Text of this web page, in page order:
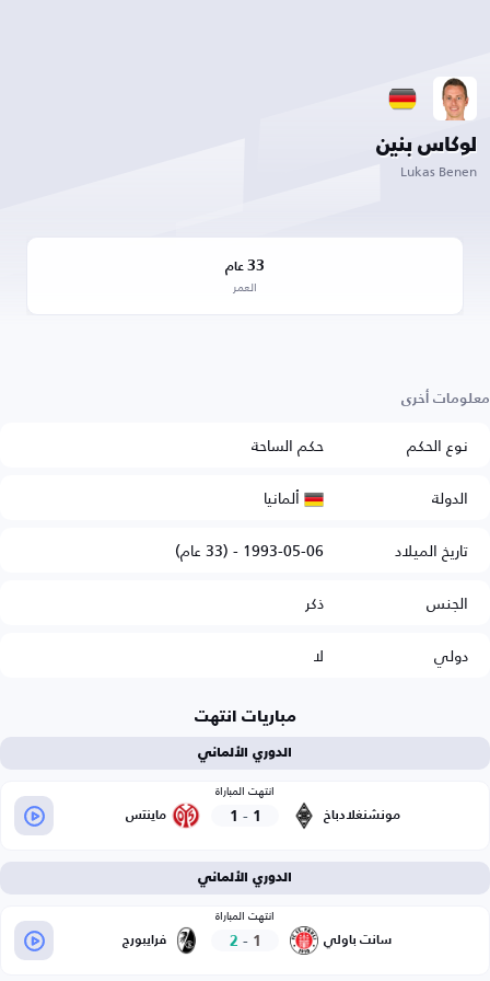
لوكاس بنين
Lukas Benen
33 عام
العمر
معلومات أخرى
نوع الحكم
حكم الساحة
الدولة
ألمانيا
تاريخ الميلاد
1993-05-06 - (33 عام)
الجنس
ذكر
دولي
لا
مباريات انتهت
الدوري الألماني
مونشنغلادباخ
انتهت المباراة
1
-
1 ماينتس
الدوري الألماني
سانت باولي
انتهت المباراة
1
-
2 فرايبورج